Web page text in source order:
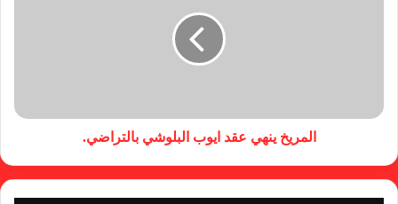
المريخ ينهي عقد ايوب البلوشي بالتراضي.